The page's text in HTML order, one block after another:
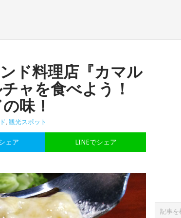
ド料理店『カマル
ャを食べよう！
味！
, 観光スポット
LINEでシェア
ェア